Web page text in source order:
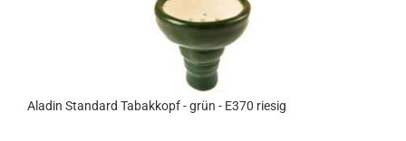
Aladin Standard Tabakkopf - grün - E370 riesig